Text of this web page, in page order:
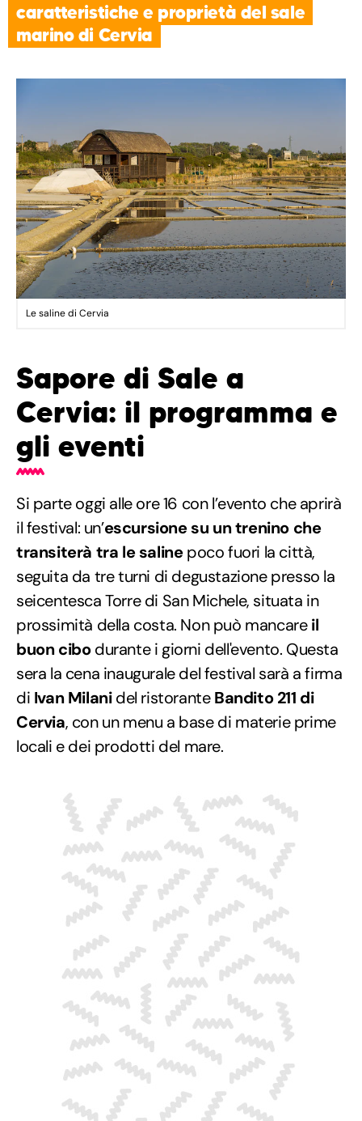
caratteristiche e proprietà del sale
marino di Cervia
Le saline di Cervia
Sapore di Sale a
Cervia: il programma e
gli eventi
Si parte oggi alle ore 16 con l’evento che aprirà
il festival: un’escursione su un trenino che
transiterà tra le salinepoco fuori la città,
seguita da tre turni di degustazione presso la
seicentesca Torre di San Michele, situata in
prossimità della costa. Non può mancareil
buon cibodurante i giorni dell'evento. Questa
sera la cena inaugurale del festival sarà a firma
di Ivan Milanidel ristoranteBandito 211 di
Cervia, con un menu a base di materie prime
locali e dei prodotti del mare.